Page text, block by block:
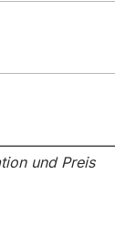
und Preis